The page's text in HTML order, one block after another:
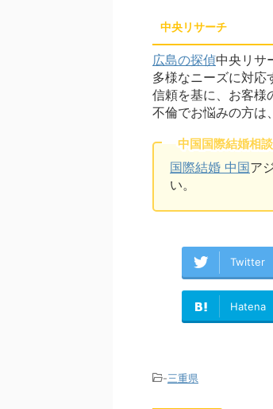
中央リサーチ
広島の探偵中央リサ
多様なニーズに対応
信頼を基に、お客様
不倫でお悩みの方は
中国国際結婚相
国際結婚 中国ア
い。
Twitter
Hatena
-三重県